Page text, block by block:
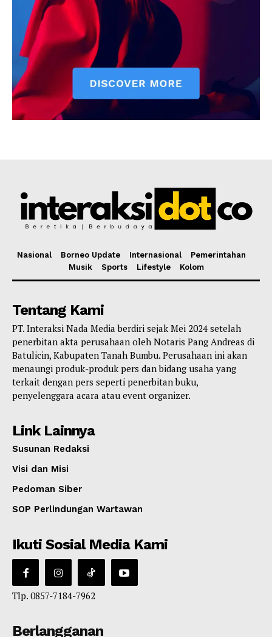
Nasional Borneo Update Internasional
Pemerintahan
Musik
Sports Lifestyle Kolom
Tentang Kami
PT. Interaksi Nada Media berdiri sejak Mei 2024 setelah
penerbitan akta perusahaan oleh Notaris Pang Andreas di
Batulicin, Kabupaten Tanah Bumbu. Perusahaan ini akan
menaungi produk-produk pers dan bidang usaha yang
terkait dengan pers seperti penerbitan buku,
penyelenggara acara atau event organizer.
Link Lainnya
Susunan Redaksi
Visi dan Misi
Pedoman Siber
SOP Perlindungan Wartawan
Ikuti Sosial Media Kami
Tlp. 0857-7184-7962
Berlangganan